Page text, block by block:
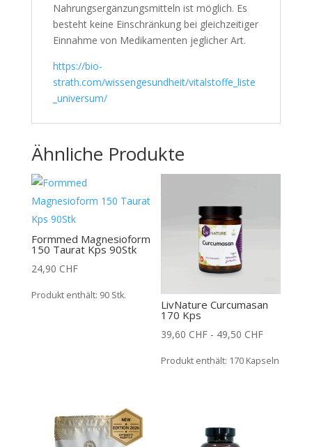
Nahrungsergänzungsmitteln ist möglich. Es
besteht keine Einschränkung bei gleichzeitiger
Einnahme von Medikamenten jeglicher Art.
https://bio-
strath.com/wissengesundheit/vitalstoffe_liste
_universum/
Ähnliche Produkte
Formmed Magnesioform
150 Taurat Kps 90Stk
24,90 CHF
Produkt enthält: 90 Stk.
LivNature Curcumasan
170 Kps
39,60 CHF - 49,50 CHF
Produkt enthält: 170 Kapseln